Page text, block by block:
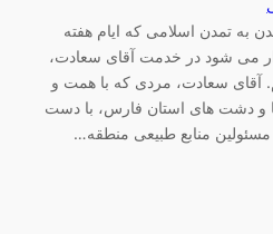
به تمدن اسلامی که ایام هفته
می شود در خدمت آقای سعادت،
آقای سعادت، مردی که با همت و
ها و دشت های استان فارس، با دست
منابع طبیعی منطقه…